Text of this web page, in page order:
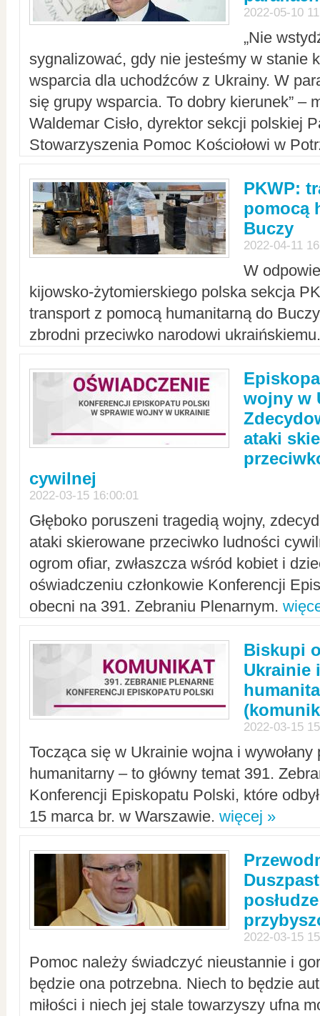
2022-05-10
„Nie
sygnalizować, gdy nie jesteśmy w stanie
wsparcia dla uchodźców z Ukrainy. W
się grupy wsparcia. To dobry kierunek” –
Waldemar Cisło, dyrektor sekcji polskiej
Stowarzyszenia Pomoc Kościołowi w
PKWP:
pomocą
Buczy
2022-04-11
W
kijowsko-żytomierskiego polska sekcja
transport z pomocą humanitarną do
zbrodni przeciwko narodowi
wojny w
ataki
cywilnej
2022-03-15 16:00:01
Głęboko poruszeni tragedią wojny,
ataki skierowane przeciwko ludności
ogrom ofiar, zwłaszcza wśród kobiet i
oświadczeniu członkowie Konferencji
obecni na 391. Zebraniu Plenarnym.
Biskupi
Ukrainie
2022-03-15
Tocząca się w Ukrainie wojna i
humanitarny – to główny temat 391.
Konferencji Episkopatu Polski, które
15 marca br. w Warszawie. więcej »
2022-03-15
Pomoc należy świadczyć nieustannie i
będzie ona potrzebna. Niech to będzie
miłości i niech jej stale towarzyszy ufna